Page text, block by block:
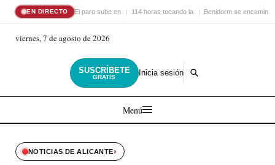
EN DIRECTO El paro sube en 114 horas tocando la Benidorm se encamina
viernes, 7 de agosto de 2026
SUSCRÍBETE
GRATIS Inicia sesión
Menú
NOTICIAS DE ALICANTE›